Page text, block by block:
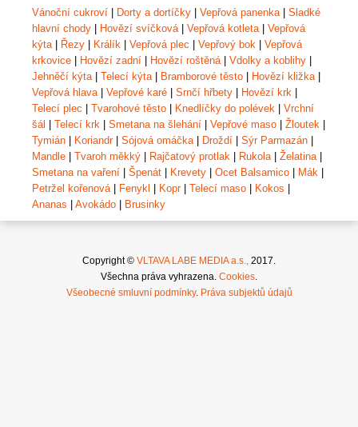
Vánoční cukroví | Dorty a dortíčky | Vepřová panenka | Sladké
hlavní chody | Hovězí svíčková | Vepřová kotleta | Vepřová
kýta | Řezy | Králík | Vepřová plec | Vepřový bok | Vepřová
krkovice | Hovězí zadní | Hovězí roštěná | Vdolky a koblihy |
Jehněčí kýta | Telecí kýta | Bramborové těsto | Hovězí kližka |
Vepřová hlava | Vepřové karé | Srnčí hřbety | Hovězí krk |
Telecí plec | Tvarohové těsto | Knedlíčky do polévek | Vrchní
šál | Telecí krk | Smetana na šlehání | Vepřové maso | Žloutek |
Tymián | Koriandr| Sójová omáčka | Droždí | Sýr Parmazán |
Mandle | Tvaroh měkký | Rajčatový protlak | Rukola | Želatina |
Smetana na vaření | Špenát | Krevety | Ocet Balsamico | Mák |
Petržel kořenová | Fenykl | Kopr| Telecí maso | Kokos |
Ananas | Avokádo | Brusinky
Copyright © VLTAVA LABE MEDIA a.s.,
2017.
Všechna práva vyhrazena. Cookies
Všeobecné smluvní podmínky. Práva subjektů údajů